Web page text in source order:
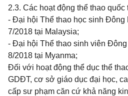
2.3. Các hoạt động thể thao quốc
- Đại hội Thể thao học sinh Đông
7/2018 tại Malaysia;
- Đại hội Thể thao sinh viên
8/2018 tại Myanma;
Đối với hoạt động thể dục thể
GDĐT, cơ sở giáo dục đại học,
cấp sư phạm căn cứ khả năng